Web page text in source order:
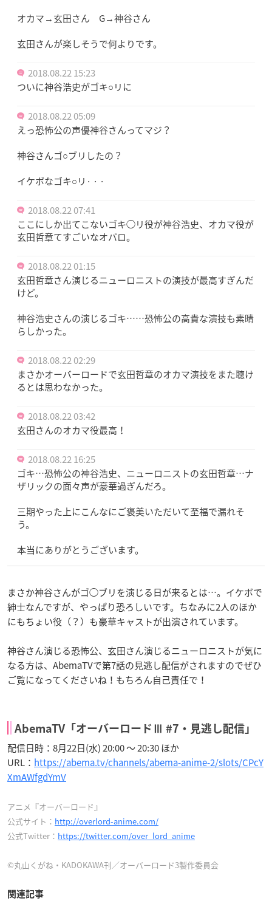
オカマ→玄田さん G→神谷さん
玄田さんが楽しそうで何よりです。
2018.08.22 15:23
ついに神谷浩史がゴキ○リに
2018.08.22 05:09
えっ恐怖公の声優神谷さんってマジ？
神谷さんゴ○ブリしたの？
イケボなゴキ○リ· · ·
2018.08.22 07:41
ここにしか出てこないゴキ◯リ役が神谷浩史、オカマ役が
玄田哲章てすごいなオバロ。
2018.08.22 01:15
玄田哲章さん演じるニューロニストの演技が最高すぎんだ
けど。
神谷浩史さんの演じるゴキ……恐怖公の高貴な演技も素晴
らしかった。
2018.08.22 02:29
まさかオーバーロードで玄田哲章のオカマ演技をまた聴け
るとは思わなかった。
2018.08.22 03:42
玄田さんのオカマ役最高！
2018.08.22 16:25
ゴキ…恐怖公の神谷浩史、ニューロニストの玄田哲章…ナ
ザリックの面々声が豪華過ぎんだろ。
三期やった上にこんなにご褒美いただいて至福で漏れそ
う。
本当にありがとうございます。
まさか神谷さんがゴ◯ブリを演じる日が来るとは…。イケボで
紳士なんですが、やっぱり恐ろしいです。ちなみに2人のほか
にもちょい役（？）も豪華キャストが出演されています。
神谷さん演じる恐怖公、玄田さん演じるニューロニストが気に
なる方は、AbemaTVで第7話の見逃し配信がされますのでぜひ
ご覧になってくださいね！もちろん自己責任で！
AbemaTV「オーバーロードⅢ #7・見逃し配信」
配信日時：8月22日(水) 20:00 〜 20:30 ほか
URL： https://abema.tv/channels/abema-anime-2/slots/CPcY
XmAWfgdYmV
アニメ『オーバーロード』
公式サイト： http://overlord-anime.com/
公式Twitter： https://twitter.com/over_lord_anime
©丸山くがね・KADOKAWA刊／オーバーロード3製作委員会
関連記事